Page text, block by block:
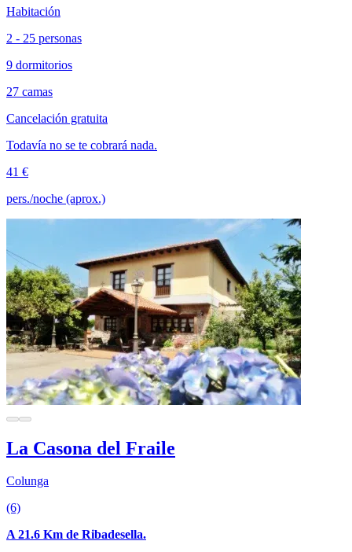
Habitación
2 - 25 personas
9 dormitorios
27 camas
Cancelación gratuita
Todavía no se te cobrará nada.
41 €
pers./noche (aprox.)
La Casona del Fraile
Colunga
(6)
A 21.6 Km de Ribadesella.